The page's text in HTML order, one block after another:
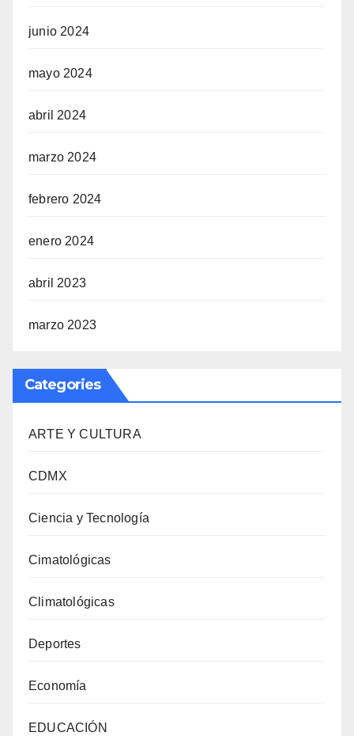
junio 2024
mayo 2024
abril 2024
marzo 2024
febrero 2024
enero 2024
abril 2023
marzo 2023
Categories
ARTE Y CULTURA
CDMX
Ciencia y Tecnología
Cimatológicas
Climatológicas
Deportes
Economía
EDUCACIÓN